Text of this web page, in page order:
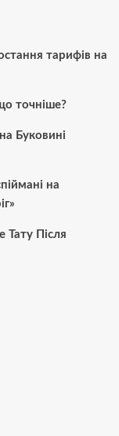
тарифів на
точніше?
Буковині
на
Тату Після